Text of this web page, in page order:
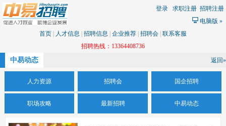
登录 求职注册 招聘注册
电脑版 »
首页
人才信息 招聘信息 企业推荐 招聘会 联系客服
招聘热线：13364408736
返回»
中易动态
人力资源 招聘会 国企招聘
职场攻略 最新招聘 中易动态